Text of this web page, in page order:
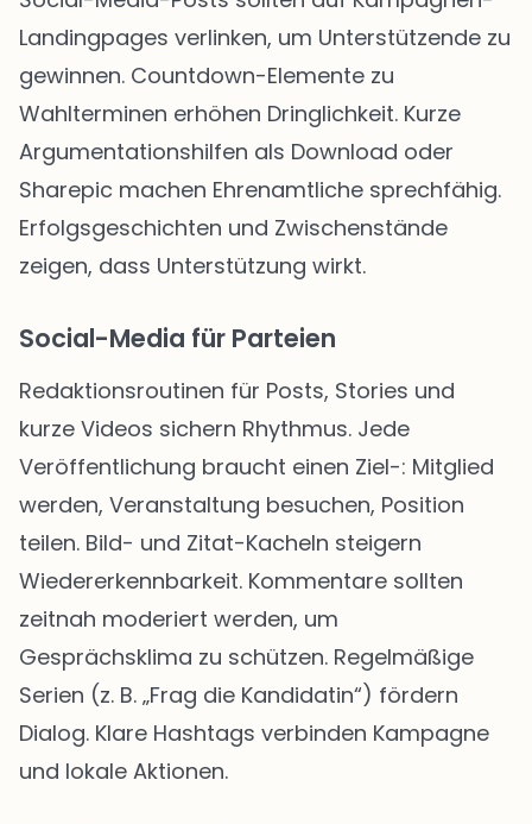
Landingpages verlinken, um Unterstützende zu
gewinnen. Countdown-Elemente zu
Wahlterminen erhöhen Dringlichkeit. Kurze
Argumentationshilfen als Download oder
Sharepic machen Ehrenamtliche sprechfähig.
Erfolgsgeschichten und Zwischenstände
zeigen, dass Unterstützung wirkt.
Social-Media für Parteien
Redaktionsroutinen für Posts, Stories und
kurze Videos sichern Rhythmus. Jede
Veröffentlichung braucht einen Ziel-: Mitglied
werden, Veranstaltung besuchen, Position
teilen. Bild- und Zitat-Kacheln steigern
Wiedererkennbarkeit. Kommentare sollten
zeitnah moderiert werden, um
Gesprächsklima zu schützen. Regelmäßige
Serien (z. B. „Frag die Kandidatin“) fördern
Dialog. Klare Hashtags verbinden Kampagne
und lokale Aktionen.